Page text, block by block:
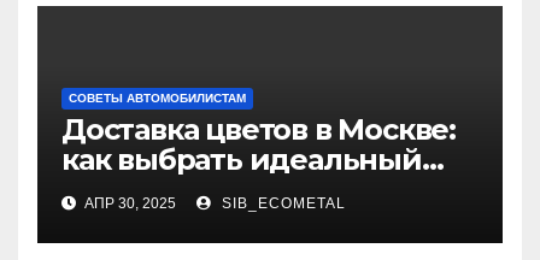
СОВЕТЫ АВТОМОБИЛИСТАМ
Доставка цветов в Москве:
как выбрать идеальный
букет
АПР 30, 2025 SIB_ECOMETAL